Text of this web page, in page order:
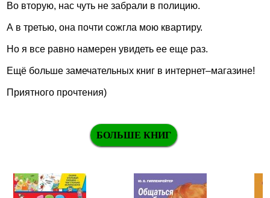
Во вторую, нас чуть не забрали в полицию.
А в третью, она почти сожгла мою квартиру.
Но я все равно намерен увидеть ее еще раз.
Ещё больше замечательных книг в интернет–магазине!
Приятного прочтения)
БОЛЬШЕ КНИГ